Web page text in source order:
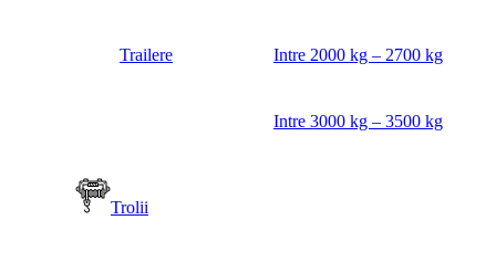
Trailere Intre 2000 kg – 2700 kg
Intre 3000 kg – 3500 kg
Trolii